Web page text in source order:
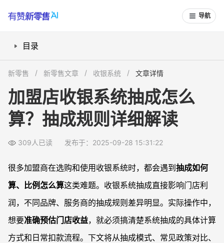
导航
目录
抽成设定对门店利润影响有哪些？
与总部或服务商沟通抽成细则要注意什么？
加盟店抽成一般是多少，怎么算？
抽成金额包含支付宝、微信等第三方支付的手续费吗？
新零售 新零售文章 收银系统 文章详情
加盟店收银系统抽成怎么
算？抽成规则详细解读
309人已读 发布于：2025-09-28 15:31:22
很多加盟商在选购和使用收银系统时，都会遇到 抽成如何
算、比例怎么算这类难题。收银系统抽成直接影响门店利
润，不同品牌、服务商的抽成规则差异明显。实际操作中，
想要准确预估门店收益，就必须搞清楚系统抽成的具体计算
方式和日常扣款流程。下文将从抽成模式、常见政策对比、